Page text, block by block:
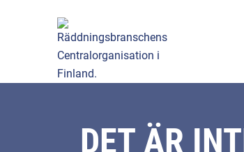
DET ÄR